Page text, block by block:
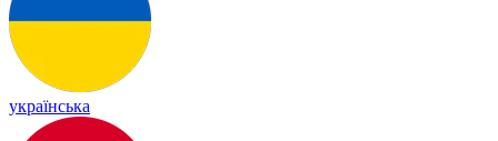
українська